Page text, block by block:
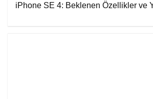
iPhone SE 4: Beklenen Özellikler ve